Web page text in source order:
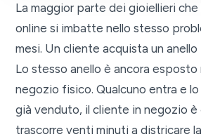
La maggior parte dei gioiellieri
online si imbatte nello stesso
mesi. Un cliente acquista un
Lo stesso anello è ancora esposto
negozio fisico. Qualcuno entra e
già venduto, il cliente in negozio è
trascorre venti minuti a districare